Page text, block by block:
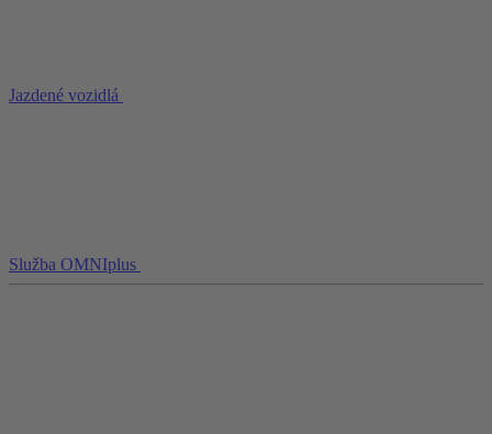
Jazdené vozidlá
Služba OMNIplus